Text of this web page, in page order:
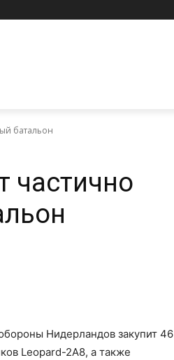
батальон
частично
Нидерландов закупит 46
Leopard-2A8, а также